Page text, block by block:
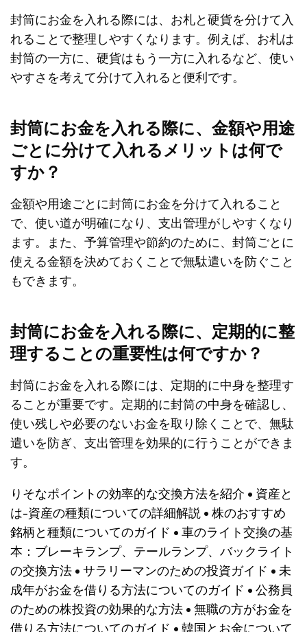
封筒にお金を入れる際には、お札と硬貨を分けて入
れることで整理しやすくなります。例えば、お札は
封筒の一方に、硬貨はもう一方に入れるなど、使い
やすさを考えて分けて入れると便利です。
封筒にお金を入れる際に、金額や用途
ごとに分けて入れるメリットは何で
すか？
金額や用途ごとに封筒にお金を分けて入れること
で、使い道が明確になり、支出管理がしやすくなり
ます。また、予算管理や節約のために、封筒ごとに
使える金額を決めておくことで無駄遣いを防ぐこと
もできます。
封筒にお金を入れる際に、定期的に整
理することの重要性は何ですか？
封筒にお金を入れる際には、定期的に中身を整理す
ることが重要です。定期的に封筒の中身を確認し、
使い残しや必要のないお金を取り除くことで、無駄
遣いを防ぎ、支出管理を効果的に行うことができま
す。
りそなポイントの効率的な交換方法を紹介 • 資産と
は-資産の種類についての詳細解説 • 株のおすすめ
銘柄と種類についてのガイド • 車のライト交換の基
本：ブレーキランプ、テールランプ、バックライト
の交換方法 • サラリーマンのための投資ガイド • 未
成年がお金を借りる方法についてのガイド • 公務員
のための株投資の効果的な方法 • 無職の方がお金を
借りる方法についてのガイド • 韓国とお金について